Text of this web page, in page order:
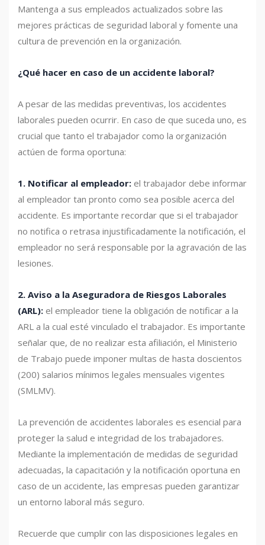
Mantenga a sus empleados actualizados sobre las
mejores prácticas de seguridad laboral y fomente una
cultura de prevención en la organización.
¿Qué hacer en caso de un accidente laboral?
A pesar de las medidas preventivas, los accidentes
laborales pueden ocurrir. En caso de que suceda uno, es
crucial que tanto el trabajador como la organización
actúen de forma oportuna:
1. Notificar al empleador: el trabajador debe informar
al empleador tan pronto como sea posible acerca del
accidente. Es importante recordar que si el trabajador
no notifica o retrasa injustificadamente la notificación, el
empleador no será responsable por la agravación de las
lesiones.
2. Aviso a la Aseguradora de Riesgos Laborales
(ARL): el empleador tiene la obligación de notificar a la
ARL a la cual esté vinculado el trabajador. Es importante
señalar que, de no realizar esta afiliación, el Ministerio
de Trabajo puede imponer multas de hasta doscientos
(200) salarios mínimos legales mensuales vigentes
(SMLMV).
La prevención de accidentes laborales es esencial para
proteger la salud e integridad de los trabajadores.
Mediante la implementación de medidas de seguridad
adecuadas, la capacitación y la notificación oportuna en
caso de un accidente, las empresas pueden garantizar
un entorno laboral más seguro.
Recuerde que cumplir con las disposiciones legales en